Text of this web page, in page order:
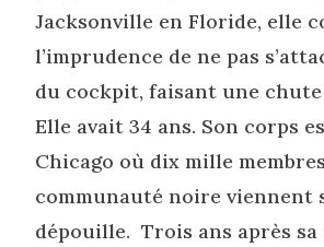
Jacksonville en Floride, elle
l’imprudence de ne pas
du cockpit, faisant une
Elle avait 34 ans. Son corps
Chicago où dix mille
communauté noire viennent
dépouille. Trois ans après